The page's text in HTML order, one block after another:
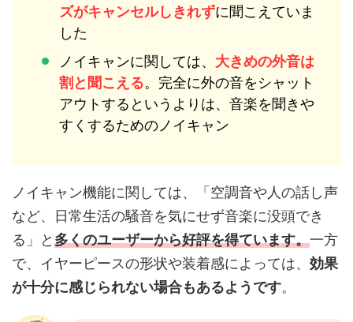
ズがキャンセルしきれずに聞こえていま
した
ノイキャンに関しては、 大きめの外音は
割と聞こえる。完全に外の音をシャット
アウトするというよりは、音楽を聞きや
すくするためのノイキャン
ノイキャン機能に関しては、「空調音や人の話し声
など、日常生活の騒音を気にせず音楽に没頭でき
る」と多くのユーザーから好評を得ています。一方
で、イヤーピースの形状や装着感によっては、 効果
が十分に感じられない場合もあるようです。